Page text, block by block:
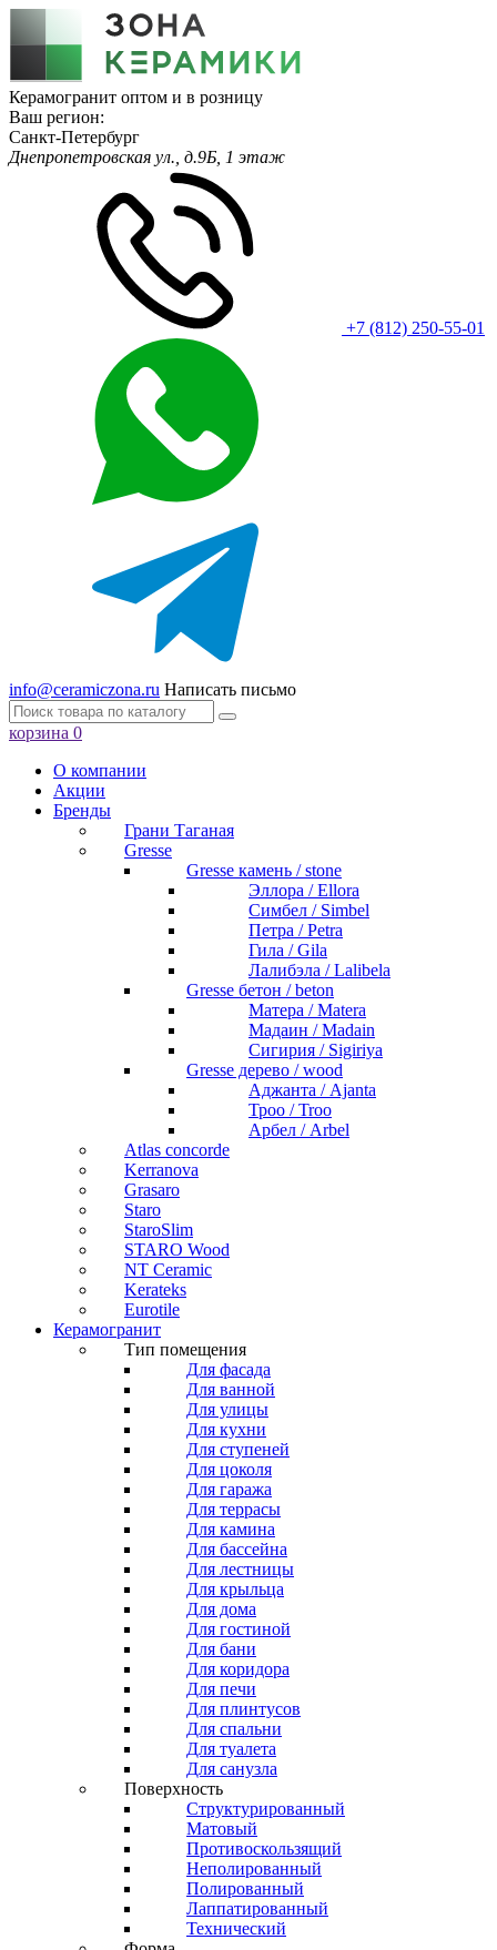
Керамогранит оптом и в розницу
Ваш регион:
Санкт-Петербург
Днепропетровская ул., д.9Б, 1 этаж
+7 (812) 250-55-01
info@ceramiczona.ru Написать письмо
корзина 0
О компании
Акции
Бренды
Грани Таганая
Gresse
Gresse камень / stone
Эллора / Ellora
Симбел / Simbel
Петра / Petra
Гила / Gila
Лалибэла / Lalibela
Gresse бетон / beton
Матера / Matera
Мадаин / Madain
Сигирия / Sigiriya
Gresse дерево / wood
Аджанта / Ajanta
Троо / Troo
Арбел / Arbel
Atlas concorde
Kerranova
Grasaro
Staro
StaroSlim
STARO Wood
NT Ceramic
Kerateks
Eurotile
Керамогранит
Тип помещения
Для фасада
Для ванной
Для улицы
Для кухни
Для ступеней
Для цоколя
Для гаража
Для террасы
Для камина
Для бассейна
Для лестницы
Для крыльца
Для дома
Для гостиной
Для бани
Для коридора
Для печи
Для плинтусов
Для спальни
Для туалета
Для санузла
Поверхность
Структурированный
Матовый
Противоскользящий
Неполированный
Полированный
Лаппатированный
Технический